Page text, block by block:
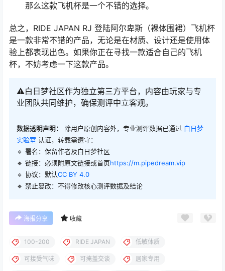
那么这款飞机杯是一个不错的选择。
总之，RIDE JAPAN RJ 登陆阿尔卑斯（裸体围裙）飞机杯
是一款非常不错的产品，无论是在材质、设计还是使用体
验上都表现出色。如果你正在寻找一款适合自己的飞机
杯，不妨考虑一下这款产品。
⚠️白日梦社区作为独立第三方平台，内容由玩家与专
业团队共同维护，确保测评中立客观。
数据透明声明： 除用户原创内容外，专业测评数据已通过 白日梦
实验室 认证，转载需遵守：
🔹 署名：保留作者及白日梦社区
🔹 链接：必须附原文链接或首页https://m.pipedream.vip
🔹 协议：默认CC BY 4.0
🔹 禁止篡改：不得修改核心测评数据及结论
海报分享 收藏
100-200 RIDE JAPAN 低敏体质
可接受气味 可掩盖交谈 居家专用